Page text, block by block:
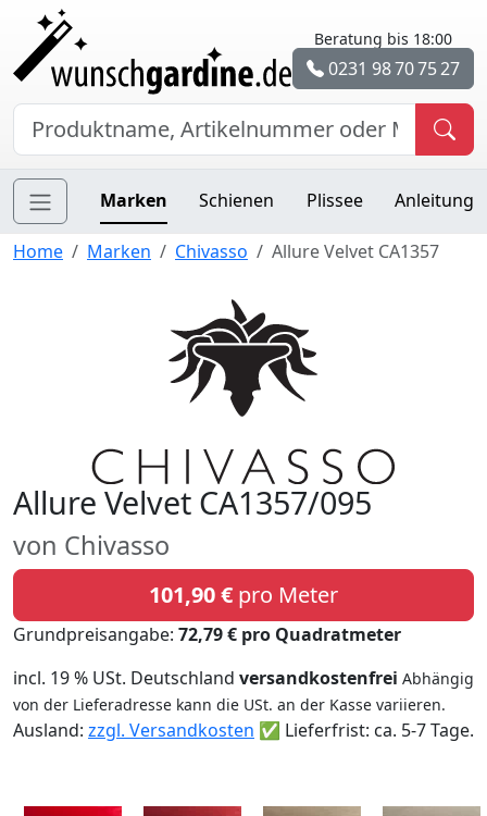
Beratung bis 18:00
0231 98 70 75 27
Marken Schienen Plissee Anleitung
Home Marken Chivasso Allure Velvet CA1357
Allure Velvet CA1357/095
von Chivasso
101,90 € pro Meter
Grundpreisangabe: 72,79 € pro Quadratmeter
incl. 19 % USt. Deutschland versandkostenfrei Abhängig
von der Lieferadresse kann die USt. an der Kasse variieren.
Ausland: zzgl. Versandkosten ✅ Lieferfrist: ca. 5-7 Tage.